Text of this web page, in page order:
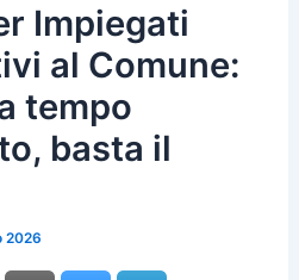
Impiegati
al Comune:
tempo
basta il
2026